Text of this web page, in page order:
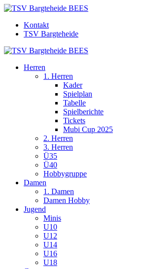
Kontakt
TSV Bargteheide
Herren
1. Herren
Kader
Spielplan
Tabelle
Spielberichte
Tickets
Mubi Cup 2025
2. Herren
3. Herren
Ü35
Ü40
Hobbygruppe
Damen
1. Damen
Damen Hobby
Jugend
Minis
U10
U12
U14
U16
U18